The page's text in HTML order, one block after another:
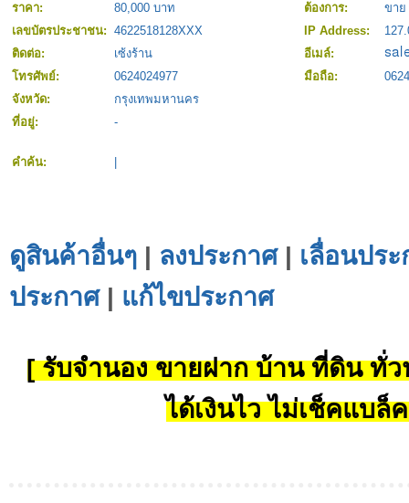
ราคา:
80,000 บาท ต้องการ:
ขาย
เลขบัตรประชาชน: 4622518128XXX IP Address:
ติดต่อ:
เซ้งร้าน
อีเมล์:
โทรศัพย์:
0624024977 มือถือ:
จังหวัด:
กรุงเทพมหานคร
ที่อยู่:
-
คำค้น:
ดูสินค้าอื่นๆ | ลงประกาศ| เลื่อนปร
ประกาศ| แก้ไขประกาศ
[ รับจำนอง ขายฝาก บ้าน ที่ดิน ทั่ว
ได้เงินไว ไม่เช็คแบล็